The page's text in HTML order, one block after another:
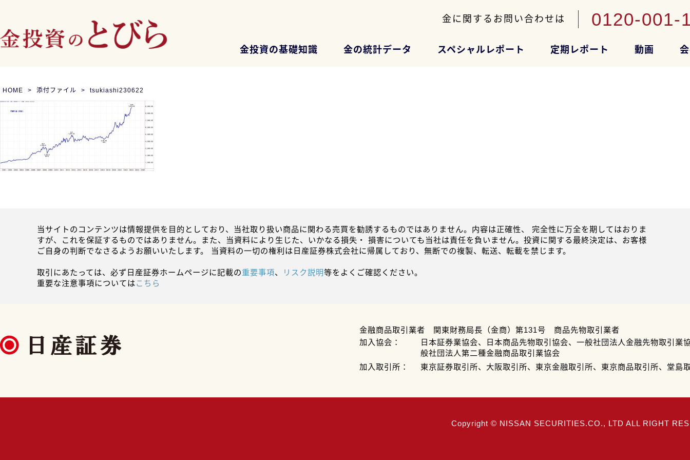
金に関するお問い合わせは 0120-001-
金投資の基礎知識 金の統計データ スペシャルレポート 定期レポート 動画
HOME 添付ファイル tsukiashi230622
当サイトのコンテンツは情報提供を目的としており、当社取り扱い商品に関わる売買を勧誘するものではありません。内容は正確性、 完全性に万全を期してはおりま
すが、これを保証するものではありません。また、当資料により生じた、いかなる損失・ 損害についても当社は責任を負いません。投資に関する最終決定は、お客様
ご自身の判断でなさるようお願いいたします。 当資料の一切の権利は日産証券株式会社に帰属しており、無断での複製、転送、転載を禁じます。
取引にあたっては、必ず日産証券ホームページに記載の重要事項、 リスク説明等をよくご確認ください。
重要な注意事項についてはこちら
金融商品取引業者 関東財務局長（金商）第131号 商品先物取引業者
加入協会：
日本証券業協会、日本商品先物取引協会、一般社団法人金融先物取引業
般社団法人第二種金融商品取引業協会
加入取引所：
東京証券取引所、大阪取引所、東京金融取引所、東京商品取引所、堂島
Copyright © NISSAN SECURITIES.CO., LTD ALL RIGHT